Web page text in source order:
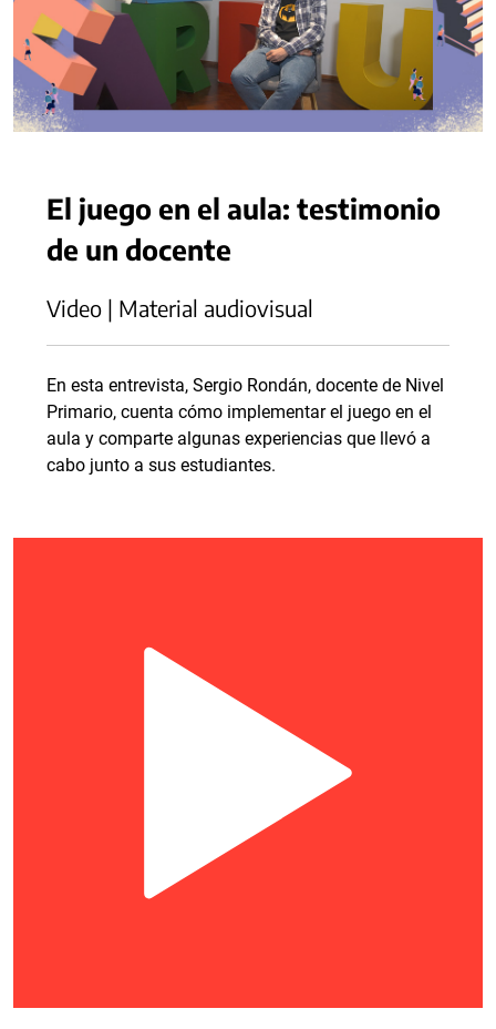
El juego en el aula: testimonio
de un docente
Video | Material audiovisual
En esta entrevista, Sergio Rondán, docente de Nivel
Primario, cuenta cómo implementar el juego en el
aula y comparte algunas experiencias que llevó a
cabo junto a sus estudiantes.